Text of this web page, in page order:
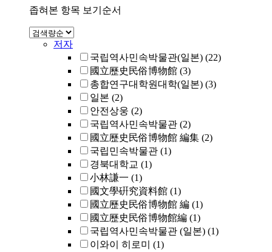
좁혀본 항목 보기순서
저자
국립역사민속박물관(일본) (22)
國立歷史民俗博物館 (3)
총합연구대학원대학(일본) (3)
일본 (2)
안전상웅 (2)
국립역사민속박물관 (2)
國立歷史民俗博物館 編集 (2)
국립민속박물관 (1)
경북대학교 (1)
小林謙一 (1)
國文學硏究資料館 (1)
國立歷史民俗博物館 編 (1)
國立歷史民俗博物館編 (1)
국립역사민속박물관 (일본) (1)
이와이 히로미
(1)